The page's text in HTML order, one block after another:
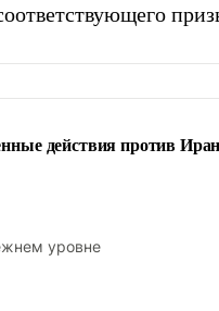
действия против
уровне